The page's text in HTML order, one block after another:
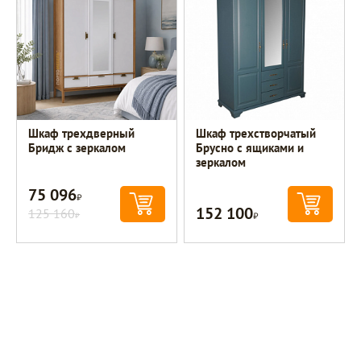
Шкаф трехдверный
Бридж с зеркалом
75 096Р
125 160Р
Шкаф трехстворчатый
Брусно с ящиками и
зеркалом
152 100Р